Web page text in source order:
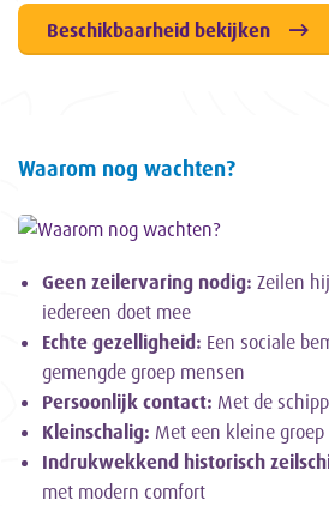
Beschikbaarheid bekijken
Waarom nog wachten?
Geen zeilervaring nodig: Zeilen
iedereen doet mee
Echte gezelligheid: Een sociale
gemengde groep mensen
Persoonlijk contact: Met de
Kleinschalig: Met een kleine
Indrukwekkend historisch
met modern comfort